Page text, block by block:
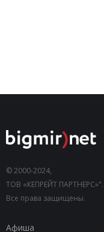
© 2000-2024,
ТОВ «КЕПРЕЙТ ПАРТНЕРС»".
Все права защищены.
Афиша